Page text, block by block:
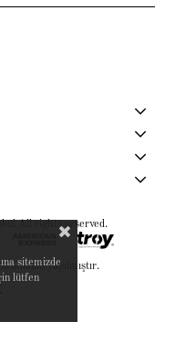
All rights reserved.
yapılmıştır.
sitemizde
lütfen